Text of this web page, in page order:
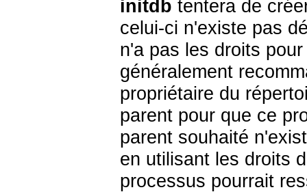
initdb tentera de
celui-ci n'existe pas
n'a pas les droits
généralement
propriétaire du
parent pour que ce
parent souhaité
en utilisant les droits
processus pourrait